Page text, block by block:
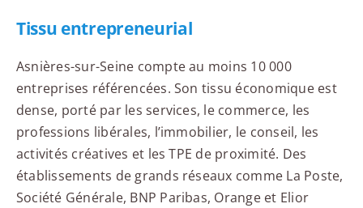
Tissu entrepreneurial
Asnières-sur-Seine compte au moins 10 000
entreprises référencées. Son tissu économique est
dense, porté par les services, le commerce, les
professions libérales, l’immobilier, le conseil, les
activités créatives et les TPE de proximité. Des
établissements de grands réseaux comme La Poste,
Société Générale, BNP Paribas, Orange et Elior